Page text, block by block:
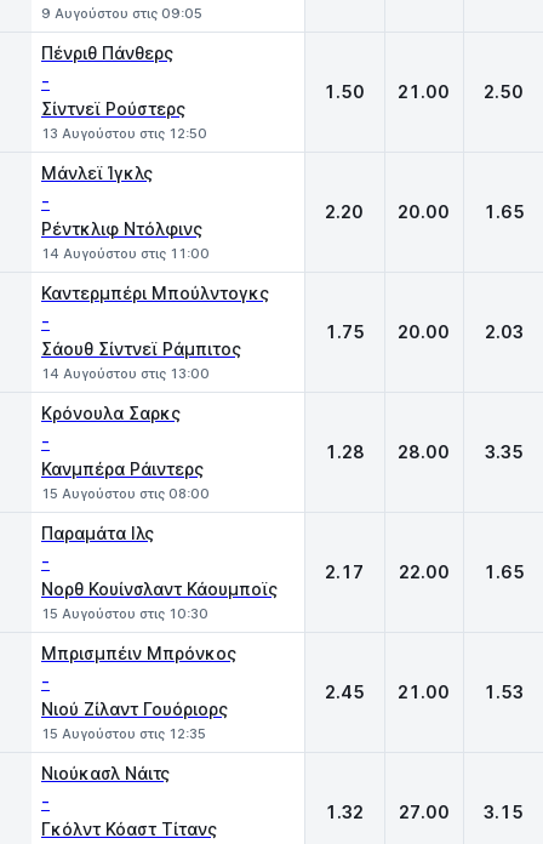
9 Αυγούστου στις 09:05
Πένριθ Πάνθερς
-
Σίντνεϊ Ρούστερς
13 Αυγούστου στις 12:50
1.50 21.00 2.50
Μάνλεϊ Ίγκλς
-
Ρέντκλιφ Ντόλφινς
14 Αυγούστου στις 11:00
2.20 20.00 1.65
Καντερμπέρι Μπούλντογκς
-
Σάουθ Σίντνεϊ Ράμπιτος
14 Αυγούστου στις 13:00
1.75 20.00 2.03
Κρόνουλα Σαρκς
-
Κανμπέρα Ράιντερς
15 Αυγούστου στις 08:00
1.28 28.00 3.35
Παραμάτα Iλς
-
Νορθ Κουίνσλαντ Κάουμποϊς
15 Αυγούστου στις 10:30
2.17 22.00 1.65
Μπρισμπέιν Μπρόνκος
-
Νιού Ζίλαντ Γουόριορς
15 Αυγούστου στις 12:35
2.45 21.00 1.53
Νιούκασλ Νάιτς
-
Γκόλντ Κόαστ Τίτανς
1.32 27.00 3.15